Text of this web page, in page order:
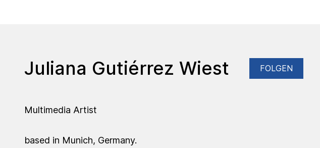
Juliana Gutiérrez Wiest FOLGEN
Multimedia Artist
based in Munich, Germany.